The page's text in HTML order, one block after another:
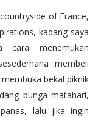
of France,
kadang saya
cara menemukan
membeli
bekal piknik
bunga matahari,
lalu jika ingin